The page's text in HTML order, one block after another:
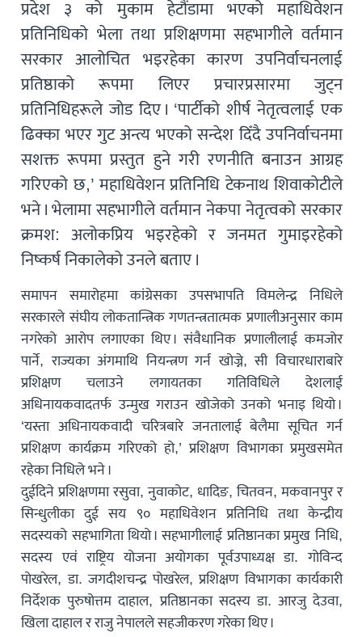
प्रदेश ३ को मुकाम हेटौंडामा भएको महाधिवेशन
प्रतिनिधिको भेला तथा प्रशिक्षणमा सहभागीले वर्तमान
सरकार आलोचित भइरहेका कारण उपनिर्वाचनलाई
प्रतिष्ठाको रूपमा लिएर प्रचारप्रसारमा जुट्न
प्रतिनिधिहरूले जोड दिए । ‘पार्टीको शीर्ष नेतृत्वलाई एक
ढिक्का भएर गुट अन्त्य भएको सन्देश दिँदै उपनिर्वाचनमा
सशक्त रूपमा प्रस्तुत हुने गरी रणनीति बनाउन आग्रह
गरिएको छ,’ महाधिवेशन प्रतिनिधि टेकनाथ शिवाकोटीले
भने । भेलामा सहभागीले वर्तमान नेकपा नेतृत्वको सरकार
क्रमश: अलोकप्रिय भइरहेको र जनमत गुमाइरहेको
निष्कर्ष निकालेको उनले बताए ।
समापन समारोहमा कांग्रेसका उपसभापति विमलेन्द्र निधिले
सरकारले संघीय लोकतान्त्रिक गणतन्त्रतात्मक प्रणालीअनुसार काम
नगरेको आरोप लगाएका थिए । संवैधानिक प्रणालीलाई कमजोर
पार्ने, राज्यका अंगमाथि नियन्त्रण गर्न खोज्ने, सी विचारधाराबारे
प्रशिक्षण चलाउने लगायतका गतिविधिले देशलाई
अधिनायकवादतर्फ उन्मुख गराउन खोजेको उनको भनाइ थियो ।
‘यस्ता अधिनायकवादी चरित्रबारे जनतालाई बेलैमा सूचित गर्न
प्रशिक्षण कार्यक्रम गरिएको हो,’ प्रशिक्षण विभागका प्रमुखसमेत
रहेका निधिले भने ।
दुईदिने प्रशिक्षणमा रसुवा, नुवाकोट, धादिङ, चितवन, मकवानपुर र
सिन्धुलीका दुई सय ९० महाधिवेशन प्रतिनिधि तथा केन्द्रीय
सदस्यको सहभागिता थियो । सहभागीलाई प्रतिष्ठानका प्रमुख निधि,
सदस्य एवं राष्ट्रिय योजना अयोगका पूर्वउपाध्यक्ष डा. गोविन्द
पोखरेल, डा. जगदीशचन्द्र पोखरेल, प्रशिक्षण विभागका कार्यकारी
निर्देशक पुरुषोत्तम दाहाल, प्रतिष्ठानका सदस्य डा. आरजु देउवा,
खिला दाहाल र राजु नेपालले सहजीकरण गरेका थिए ।